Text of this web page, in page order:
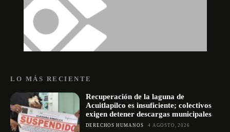
LO MÁS RECIENTE
Recuperación de la laguna de
Acuitlapilco es insuficiente; colectivos
exigen detener descargas municipales
DERECHOS HUMANOS 4 AGOSTO, 2026